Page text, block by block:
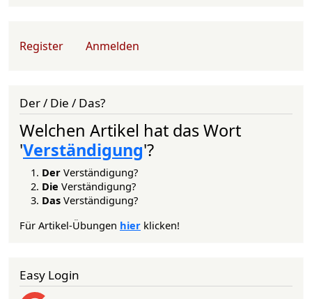
User account menu
Register Anmelden
Der / Die / Das?
Welchen Artikel hat das Wort
'Verständigung'?
Der Verständigung?
Die Verständigung?
Das Verständigung?
Für Artikel-Übungen hier klicken!
Easy Login